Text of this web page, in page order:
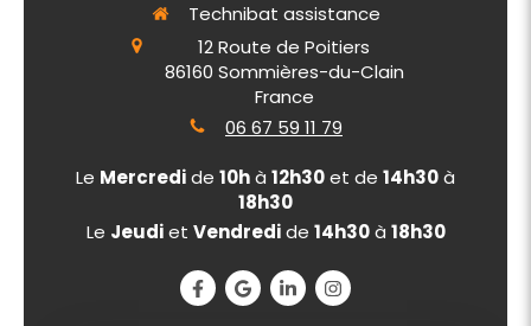
Technibat assistance
12 Route de Poitiers
86160 Sommières-du-Clain
France
06 67 59 11 79
Le Mercredide 10hà 12h30et de 14h30à
18h30
Le Jeudiet Vendredide 14h30à 18h30